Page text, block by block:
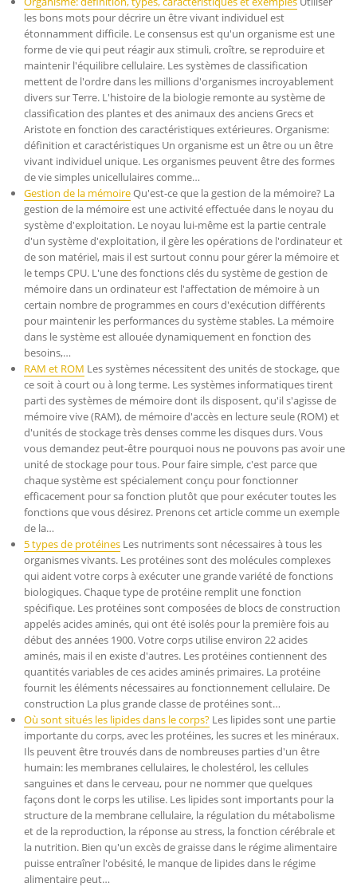
les bons mots pour décrire un être vivant individuel est
étonnamment difficile. Le consensus est qu'un organisme est une
forme de vie qui peut réagir aux stimuli, croître, se reproduire et
maintenir l'équilibre cellulaire. Les systèmes de classification
mettent de l'ordre dans les millions d'organismes incroyablement
divers sur Terre. L'histoire de la biologie remonte au système de
classification des plantes et des animaux des anciens Grecs et
Aristote en fonction des caractéristiques extérieures. Organisme:
définition et caractéristiques Un organisme est un être ou un être
vivant individuel unique. Les organismes peuvent être des formes
de vie simples unicellulaires comme…
Gestion de la mémoireQu'est-ce que la gestion de la mémoire? La
gestion de la mémoire est une activité effectuée dans le noyau du
système d'exploitation. Le noyau lui-même est la partie centrale
d'un système d'exploitation, il gère les opérations de l'ordinateur et
de son matériel, mais il est surtout connu pour gérer la mémoire et
le temps CPU. L'une des fonctions clés du système de gestion de
mémoire dans un ordinateur est l'affectation de mémoire à un
certain nombre de programmes en cours d'exécution différents
pour maintenir les performances du système stables. La mémoire
dans le système est allouée dynamiquement en fonction des
besoins,…
RAM et ROM Les systèmes nécessitent des unités de stockage, que
ce soit à court ou à long terme. Les systèmes informatiques tirent
parti des systèmes de mémoire dont ils disposent, qu'il s'agisse de
mémoire vive (RAM), de mémoire d'accès en lecture seule (ROM) et
d'unités de stockage très denses comme les disques durs. Vous
vous demandez peut-être pourquoi nous ne pouvons pas avoir une
unité de stockage pour tous. Pour faire simple, c'est parce que
chaque système est spécialement conçu pour fonctionner
efficacement pour sa fonction plutôt que pour exécuter toutes les
fonctions que vous désirez. Prenons cet article comme un exemple
de la…
5 types de protéines Les nutriments sont nécessaires à tous les
organismes vivants. Les protéines sont des molécules complexes
qui aident votre corps à exécuter une grande variété de fonctions
biologiques. Chaque type de protéine remplit une fonction
spécifique. Les protéines sont composées de blocs de construction
appelés acides aminés, qui ont été isolés pour la première fois au
début des années 1900. Votre corps utilise environ 22 acides
aminés, mais il en existe d'autres. Les protéines contiennent des
quantités variables de ces acides aminés primaires. La protéine
fournit les éléments nécessaires au fonctionnement cellulaire. De
construction La plus grande classe de protéines sont…
Où sont situés les lipides dans le corps? Les lipides sont une partie
importante du corps, avec les protéines, les sucres et les minéraux.
Ils peuvent être trouvés dans de nombreuses parties d'un être
humain: les membranes cellulaires, le cholestérol, les cellules
sanguines et dans le cerveau, pour ne nommer que quelques
façons dont le corps les utilise. Les lipides sont importants pour la
structure de la membrane cellulaire, la régulation du métabolisme
et de la reproduction, la réponse au stress, la fonction cérébrale et
la nutrition. Bien qu'un excès de graisse dans le régime alimentaire
puisse entraîner l'obésité, le manque de lipides dans le régime
alimentaire peut…